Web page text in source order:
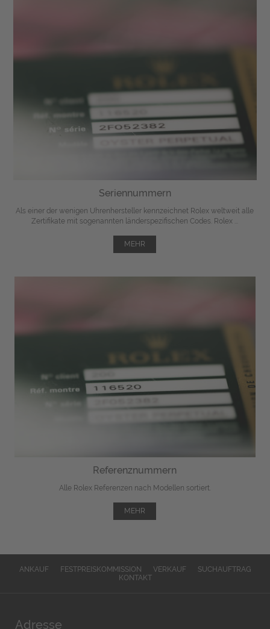
Seriennummern
Als einer der wenigen Uhrenhersteller kennzeichnet Rolex weltweit alle
Zertifikate mit sogenannten länderspezifischen Codes. Rolex ...
MEHR
Referenznummern
Alle Rolex Referenzen nach Modellen sortiert.
MEHR
ANKAUF FESTPREISKOMMISSION VERKAUF
SUCHAUFTRAG
KONTAKT
Adresse